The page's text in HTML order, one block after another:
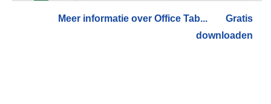
Meer informatie over Office Tab...
Gratis
downloaden